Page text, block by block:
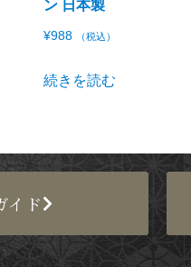
ン 日本製
¥988 （税込）
続きを読む
イド